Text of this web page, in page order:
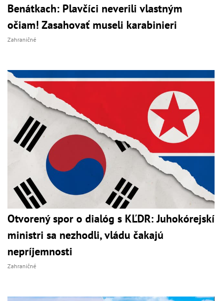
Benátkach: Plavčíci neverili vlastným
očiam! Zasahovať museli karabinieri
Zahraničné
Otvorený spor o dialóg s KĽDR: Juhokórejskí
ministri sa nezhodli, vládu čakajú
nepríjemnosti
Zahraničné